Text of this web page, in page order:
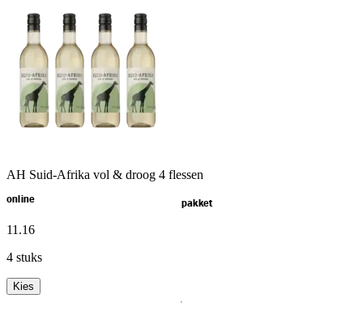
AH Suid-Afrika vol & droog 4 flessen
online pakket
11 .16
4 stuks
Kies